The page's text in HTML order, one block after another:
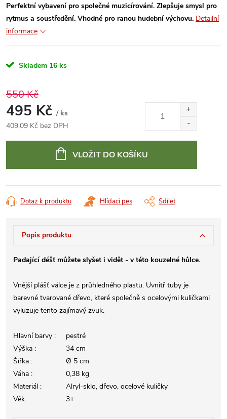
Perfektní vybavení pro společné muzicírování. Zlepšuje smysl pro
rytmus a soustředění. Vhodné pro ranou hudební výchovu. Detailní
informace
Skladem 16 ks
550 Kč
495 Kč / ks
409,09 Kč bez DPH
VLOŽIT DO KOŠÍKU
Dotaz k produktu Hlídací pes Sdílet
Popis produktu
Padající déšť můžete slyšet i vidět - v této kouzelné hůlce.
Vnější plášť válce je z průhledného plastu. Uvnitř tuby je
barevné tvarované dřevo, které společně s ocelovými kuličkami
vyluzuje tento zajímavý zvuk.
Hlavní barvy :
pestré
Výška :
34 cm
Šířka :
Ø 5 cm
Váha :
0,38 kg
Materiál :
Alryl-sklo, dřevo, ocelové kuličky
Věk :
3+